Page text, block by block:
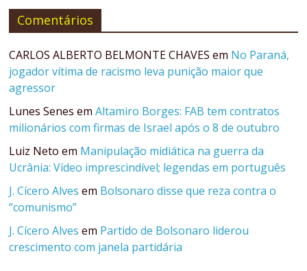
Comentários
CARLOS ALBERTO BELMONTE CHAVES em No Paraná,
jogador vítima de racismo leva punição maior que
agressor
Lunes Senes emAltamiro Borges: FAB tem contratos
milionários com firmas de Israel após o 8 de outubro
Luiz Neto em Manipulação midiática na guerra da
Ucrânia: Vídeo imprescindível; legendas em português
J. Cícero Alves em Bolsonaro disse que reza contra o
“comunismo”
J. Cícero Alves em Partido de Bolsonaro liderou
crescimento com janela partidária